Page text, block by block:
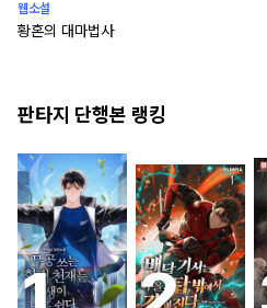
웹소설
황혼의 대마법사
판타지 단행본 랭킹